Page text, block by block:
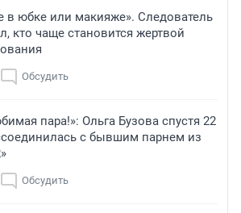
в юбке или макияже». Следователь
кто чаще становится жертвой
Обсудить
пара!»: Ольга Бузова спустя 22
с бывшим парнем из
Обсудить